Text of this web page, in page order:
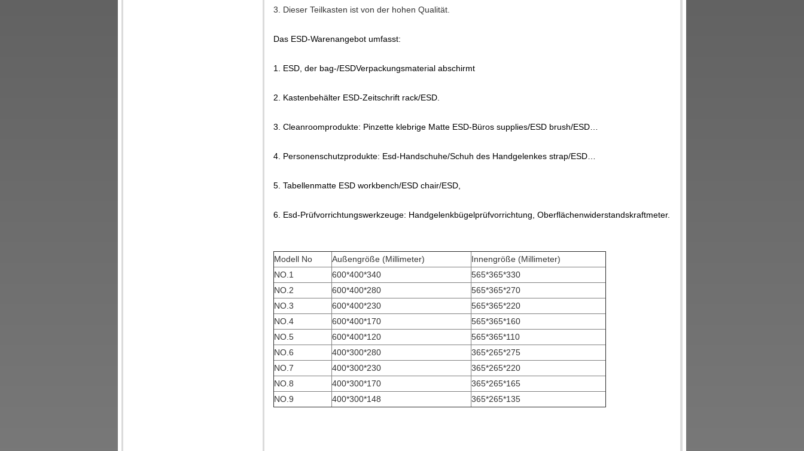
3. Dieser Teilkasten ist von der hohen Qualität.
Das ESD-Warenangebot umfasst:
1. ESD, der bag-/ESDVerpackungsmaterial abschirmt
2. Kastenbehälter ESD-Zeitschrift rack/ESD.
3. Cleanroomprodukte: Pinzette klebrige Matte ESD-Büros supplies/ESD brush/ESD…
4. Personenschutzprodukte: Esd-Handschuhe/Schuh des Handgelenkes strap/ESD…
5. Tabellenmatte ESD workbench/ESD chair/ESD,
6. Esd-Prüfvorrichtungswerkzeuge: Handgelenkbügelprüfvorrichtung, Oberflächenwiderstandskraftmeter.
Modell No Außengröße (Millimeter)
Innengröße (Millimeter)
NO.1
600*400*340
565*365*330
NO.2
600*400*280
565*365*270
NO.3
600*400*230
565*365*220
NO.4
600*400*170
565*365*160
NO.5
600*400*120
565*365*110
NO.6
400*300*280
365*265*275
NO.7
400*300*230
365*265*220
NO.8
400*300*170
365*265*165
NO.9
400*300*148 365*265*135